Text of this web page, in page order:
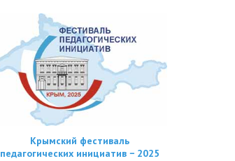
Крымский фестиваль
педагогических инициатив − 2025